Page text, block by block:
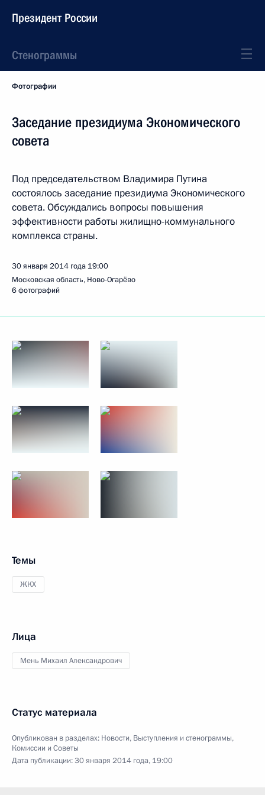
Президент России
Стенограммы
Фотографии
Заседание президиума Экономического
совета
Под председательством Владимира Путина
состоялось заседание президиума Экономического
совета. Обсуждались вопросы повышения
эффективности работы жилищно-коммунального
комплекса страны.
30 января 2014 года 19:00
Московская область, Ново-Огарёво
6 фотографий
Темы
ЖКХ
Лица
Мень Михаил Александрович
Статус материала
Опубликован в разделах: Новости, Выступления и стенограммы,
Комиссии и Советы
Дата публикации:30 января 2014 года, 19:00